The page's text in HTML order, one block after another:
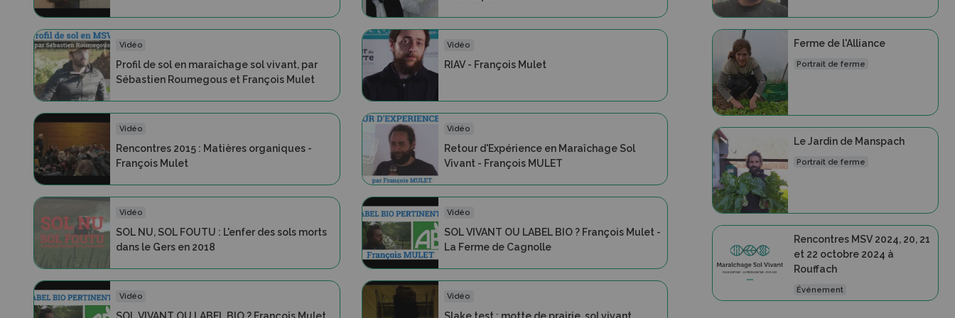
Vidéo
Profil de sol en maraîchage sol vivant, par
Sébastien Roumegous et François Mulet
Vidéo
RIAV - François Mulet
Vidéo
Rencontres 2015 : Matières organiques -
François Mulet
Vidéo
Retour d'Expérience en Maraîchage Sol
Vivant - François MULET
Vidéo
SOL NU, SOL FOUTU : L'enfer des sols morts
dans le Gers en 2018
Vidéo
SOL VIVANT OU LABEL BIO ? François Mulet -
La Ferme de Cagnolle
Vidéo Vidéo
Ferme de l'Alliance
Portrait de ferme
Le Jardin de Manspach
Portrait de ferme
Rencontres MSV 2024, 20, 21
et 22 octobre 2024 à
Rouffach
Événement